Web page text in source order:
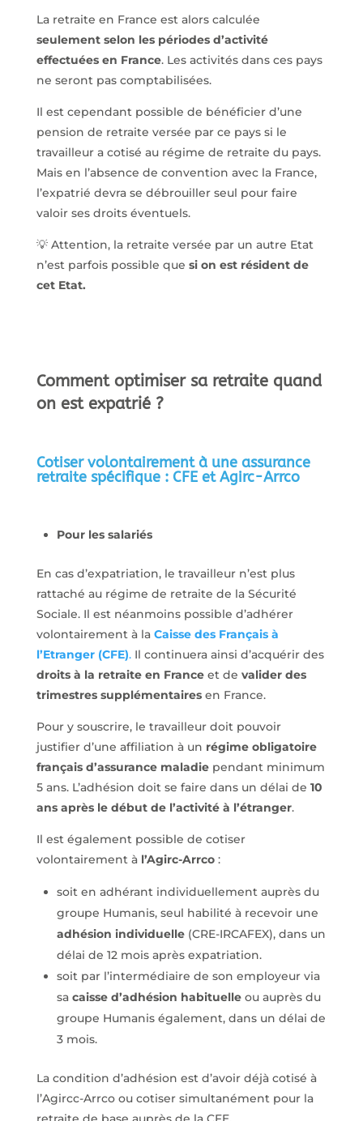
La retraite en France est alors calculée
seulement selon les périodes d’activité
effectuées en France. Les activités dans ces pays
ne seront pas comptabilisées.
Il est cependant possible de bénéficier d’une
pension de retraite versée par ce pays si le
travailleur a cotisé au régime de retraite du pays.
Mais en l’absence de convention avec la France,
l’expatrié devra se débrouiller seul pour faire
valoir ses droits éventuels.
💡 Attention, la retraite versée par un autre Etat
n’est parfois possible que si on est résident de
cet Etat.
Comment optimiser sa retraite quand
on est expatrié ?
Cotiser volontairement à une assurance
retraite spécifique : CFE et Agirc-Arrco
Pour les salariés
En cas d’expatriation, le travailleur n’est plus
rattaché au régime de retraite de la Sécurité
Sociale. Il est néanmoins possible d’adhérer
volontairement à la Caisse des Français à
l’Etranger (CFE).Il continuera ainsi d’acquérir des
droits à la retraite en Franceet de valider des
trimestres supplémentairesen France.
Pour y souscrire, le travailleur doit pouvoir
justifier d’une affiliation à un régime obligatoire
français d’assurance maladiependant minimum
5 ans. L’adhésion doit se faire dans un délai de 10
ans après le début de l’activité à l’étranger.
Il est également possible de cotiser
volontairement àl’Agirc-Arrco:
soit en adhérant individuellement auprès du
groupe Humanis, seul habilité à recevoir une
adhésion individuelle(CRE-IRCAFEX), dans un
délai de 12 mois après expatriation.
soit par l’intermédiaire de son employeur via
sa caisse d’adhésion habituelleou auprès du
groupe Humanis également, dans un délai de
3 mois.
La condition d’adhésion est d’avoir déjà cotisé à
l’Agircc-Arrco ou cotiser simultanément pour la